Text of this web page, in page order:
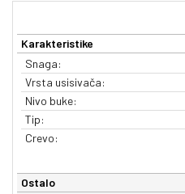
Karakteristike
Snaga:
Vrsta usisivača:
Nivo buke:
Tip:
Crevo:
Ostalo